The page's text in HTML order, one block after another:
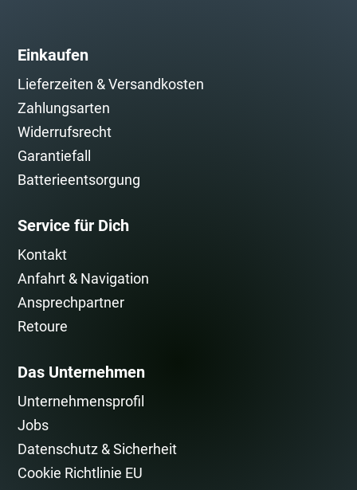
Einkaufen
Lieferzeiten & Versandkosten
Zahlungsarten
Widerrufsrecht
Garantiefall
Batterieentsorgung
Service für Dich
Kontakt
Anfahrt & Navigation
Ansprechpartner
Retoure
Das Unternehmen
Unternehmensprofil
Jobs
Datenschutz & Sicherheit
Cookie Richtlinie EU